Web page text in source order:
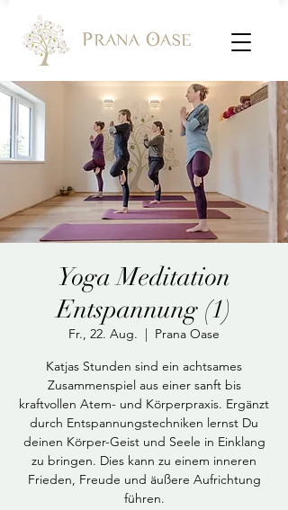
Yoga Meditation
Entspannung (1)
Fr., 22. Aug.
  |
Prana Oase
Katjas Stunden sind ein achtsames
Zusammenspiel aus einer sanft bis
kraftvollen Atem- und Körperpraxis. Ergänzt
durch Entspannungstechniken lernst Du
deinen Körper-Geist und Seele in Einklang
zu bringen. Dies kann zu einem inneren
Frieden, Freude und äußere Aufrichtung
führen.